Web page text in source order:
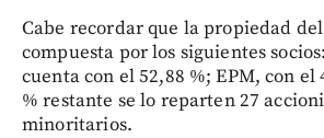
Cabe recordar que la propiedad
compuesta por los siguientes
cuenta con el 52,88 %; EPM, con el
% restante se lo reparten 27
minoritarios.